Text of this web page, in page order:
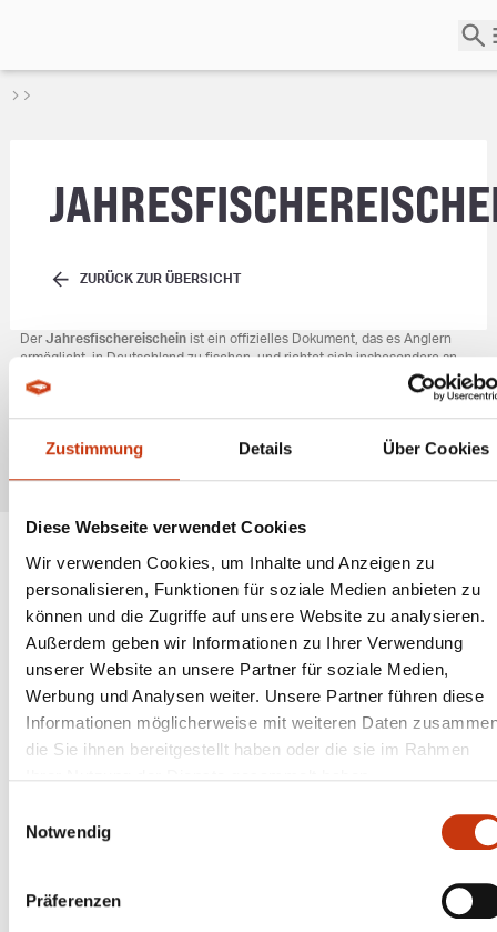
Zustimmung Details Über Cookies
Diese Webseite verwendet Cookies
Wir verwenden Cookies, um Inhalte und Anzeigen zu
personalisieren, Funktionen für soziale Medien anbieten zu
können und die Zugriffe auf unsere Website zu analysieren.
Außerdem geben wir Informationen zu Ihrer Verwendung
unserer Website an unsere Partner für soziale Medien,
Werbung und Analysen weiter. Unsere Partner führen diese
Informationen möglicherweise mit weiteren Daten
die Sie ihnen bereitgestellt haben oder die sie im Rahmen
Notwendig
Präferenzen
ZURÜCK ZUR ÜBERSICHT
Der Jahresfischereischeinist ein offizielles Dokument, das es Anglern
ermöglicht, in Deutschland zu fischen, und richtet sich insbesondere an
Personen ohne Wohnsitz in Deutschland. Um einen Jahresfischereischein
zu beantragen, müssen Antragsteller mindestens 18 Jahre alt sein und
beschrieben
ANGESAGTE
ANGELAUSRÜSTUNG